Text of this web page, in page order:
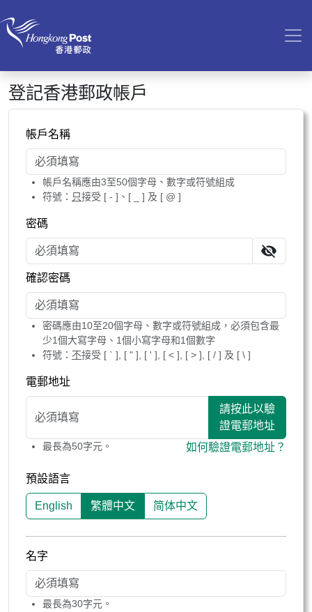
登記香港郵政帳戶
帳戶名稱
帳戶名稱應由3至50個字母、數字或符號組成
符號： 只接受 [ - ]、[ _ ] 及 [ @ ]
密碼
確認密碼
密碼應由10至20個字母、數字或符號組成，必須包含最
少1個大寫字母、1個小寫字母和1個數字
符號： 不接受 [ ` ], [ " ], [ ' ], [ < ], [ > ], [ / ] 及 [ \ ]
電郵地址
請按此以驗
證電郵地址
如何驗證電郵地址？
最長為50字元。
預設語言
English 繁體中文 简体中文
名字
最長為30字元。